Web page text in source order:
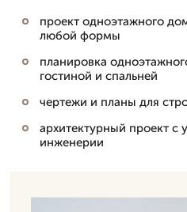
проект одноэтажного
любой формы
планировка
гостиной и спальней
чертежи и планы для
архитектурный проект с
инженерии